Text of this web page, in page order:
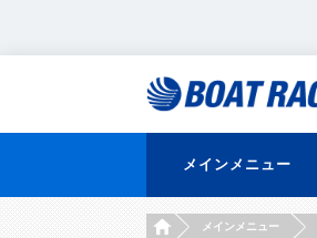
メインメニュー
HOMEメインメニュー